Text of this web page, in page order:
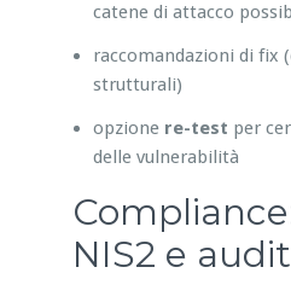
catene di attacco
raccomandazioni di fix
strutturali)
opzione re-test per
delle vulnerabilità
NIS2 e audit